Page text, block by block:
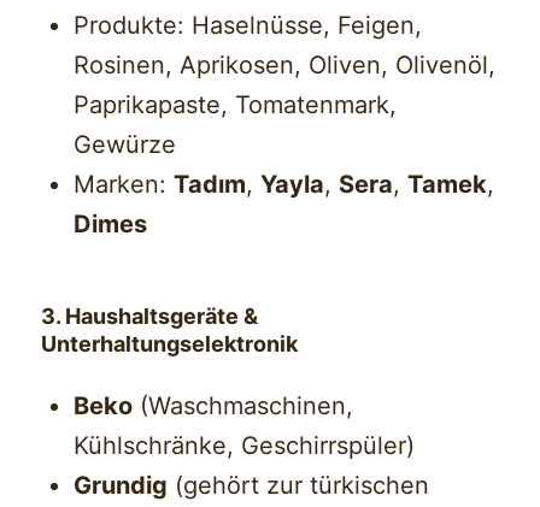
Produkte: Haselnüsse, Feigen,
Rosinen, Aprikosen, Oliven, Olivenöl,
Paprikapaste, Tomatenmark,
Gewürze
Marken:Tadım,Yayla, Sera,Tamek,
Dimes
3. Haushaltsgeräte &
Unterhaltungselektronik
Beko (Waschmaschinen,
Kühlschränke, Geschirrspüler)
Grundig (gehört zur türkischen